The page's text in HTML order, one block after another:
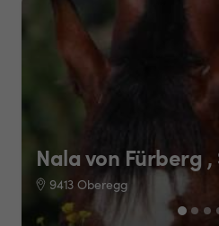
Nala von Fürberg
9413 Oberegg